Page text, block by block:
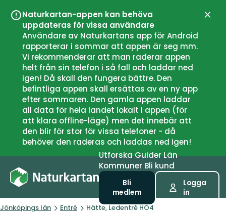
Naturkartan-appen kan behöva
uppdateras för vissa användare
Användare av Naturkartans app för Android
rapporterar i sommar att appen är seg mm.
Vi rekommenderar att man raderar appen
helt från sin telefon i så fall och laddar ned
igen! Då skall den fungera bättre. Den
befintliga appen skall ersättas av en ny app
efter sommaren. Den gamla appen laddar
all data för hela landet lokalt i appen (för
att klara offline-läge) men det innebär att
den blir för stor för vissa telefoner - då
behöver den raderas och laddas ned igen!
UtforskaGuiderLän
Kommuner Bli kund
Bli
medlem
Logga
in
Jönköpings län Entré Hätte, Ledentré HO4